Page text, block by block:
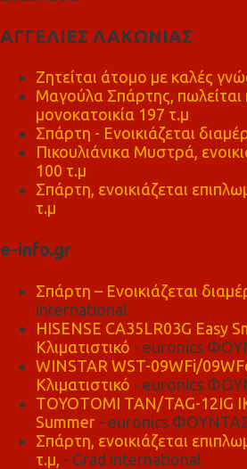
ΑΓΓΕΛΙΕΣ ΛΑΚΩΝΙΑΣ
Ζητείται άτομο με καλές
Μαγούλα Σπάρτης, πωλείται
μονοκατοικία 197 τ.μ
Σπάρτη - Ενοικιάζεται
Πικουλιάνικα Μυστρά,
100 τ.μ
Σπάρτη, ενοικιάζεται
τ.μ
e-info.gr
Σπάρτη – Ενοικιάζεται
international
HISENSE CA35LR03G Easy
Κλιματιστικό - euronics
WINSTAR WST-09WFi/
Κλιματιστικό - euronics
TOYOTOMI TAN/TAG-12IG
Summer - euronics
Σπάρτη, ενοικιάζεται
τ.μ, - Grad international